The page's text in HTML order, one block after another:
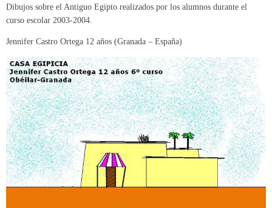
Dibujos sobre el Antiguo Egipto realizados por los alumnos durante el
curso escolar 2003-2004.
Jennifer Castro Ortega 12 años (Granada – España)